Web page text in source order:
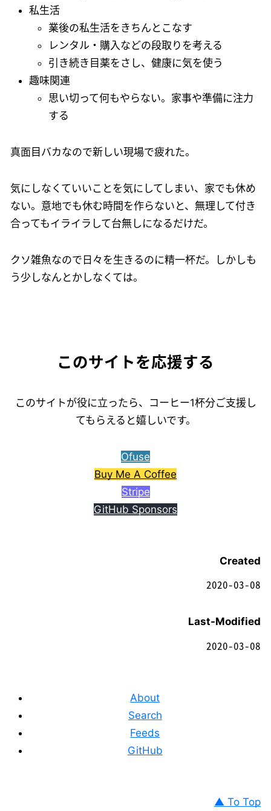
私生活
業後の私生活をきちんとこなす
レンタル・購入などの段取りを考える
引き続き目薬をさし、健康に気を使う
趣味関連
思い切って何もやらない。家事や準備に注力
する
真面目バカなので新しい現場で疲れた。
気にしなくていいことを気にしてしまい、家でも休め
ない。意地でも休む時間を作らないと、無理して付き
合ってもイライラして台無しになるだけだ。
クソ雑魚なので日々を生きるのに精一杯だ。しかしも
う少しなんとかしなくては。
このサイトを応援する
このサイトが役に立ったら、コーヒー1杯分ご支援し
てもらえると嬉しいです。
Ofuse
Buy Me A Coffee
Stripe
GitHub Sponsors
Created
2020-03-08
Last-Modified
2020-03-08
About
Search
Feeds
GitHub
▲ To Top